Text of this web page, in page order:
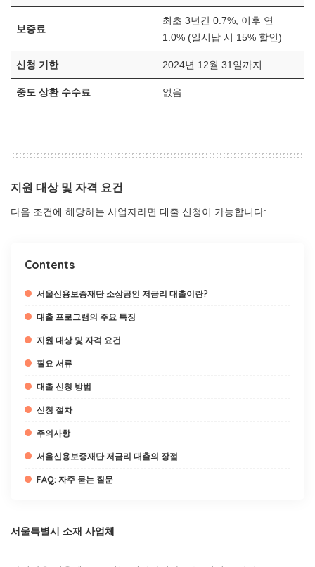
보증료
최초 3년간 0.7%, 이후 연
1.0% (일시납 시 15% 할인)
신청 기한 2024년 12월 31일까지
중도 상환 수수료 없음
지원 대상 및 자격 요건
다음 조건에 해당하는 사업자라면 대출 신청이 가능합니다:
Contents
서울신용보증재단 소상공인 저금리 대출이란?
대출 프로그램의 주요 특징
지원 대상 및 자격 요건
필요 서류
대출 신청 방법
신청 절차
주의사항
서울신용보증재단 저금리 대출의 장점
FAQ: 자주 묻는 질문
서울특별시 소재 사업체